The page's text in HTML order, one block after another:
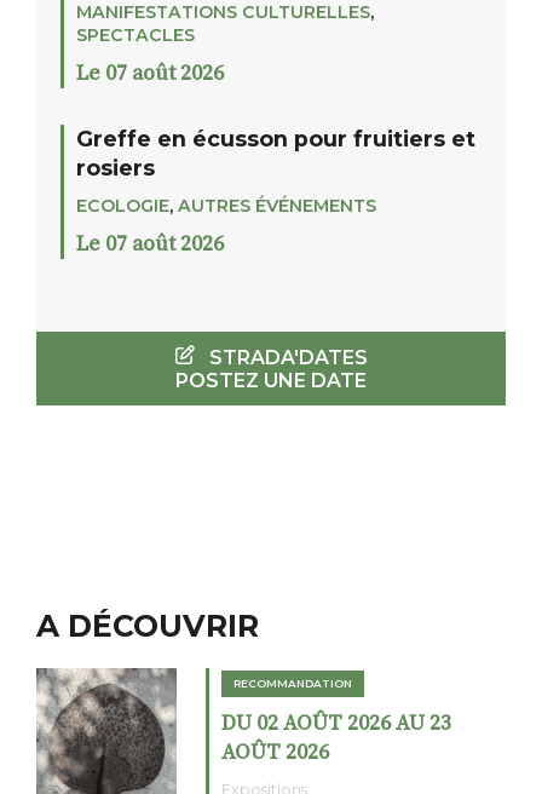
MANIFESTATIONS CULTURELLES,
SPECTACLES
Le 07 août 2026
Greffe en écusson pour fruitiers et
rosiers
ECOLOGIE, AUTRES ÉVÉNEMENTS
Le 07 août 2026
STRADA'DATES
POSTEZ UNE DATE
A DÉCOUVRIR
RECOMMANDATION
DU 02 AOÛT 2026 AU 23
AOÛT 2026
Expositions